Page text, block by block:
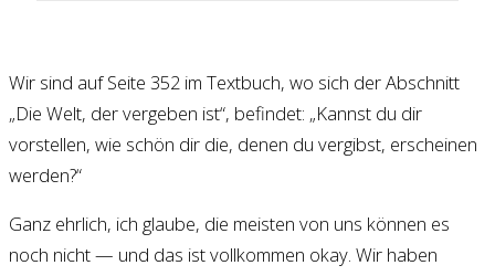
Wir sind auf Seite 352 im Textbuch, wo sich der Abschnitt
„Die Welt, der vergeben ist“, befindet: „Kannst du dir
vorstellen, wie schön dir die, denen du vergibst, erscheinen
werden?“
Ganz ehrlich, ich glaube, die meisten von uns können es
noch nicht — und das ist vollkommen okay. Wir haben